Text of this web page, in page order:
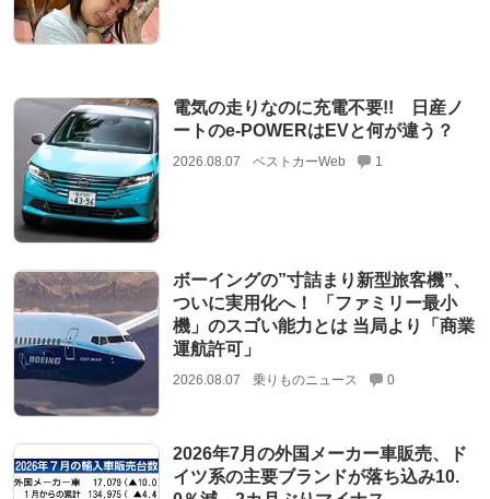
電気の走りなのに充電不要!! 日産ノ
ートのe-POWERはEVと何が違う？
2026.08.07 ベストカーWeb 1
ボーイングの”寸詰まり新型旅客機”、
ついに実用化へ！ 「ファミリー最小
機」のスゴい能力とは 当局より「商業
運航許可」
2026.08.07 乗りものニュース 0
2026年7月の外国メーカー車販売、ド
イツ系の主要ブランドが落ち込み10.